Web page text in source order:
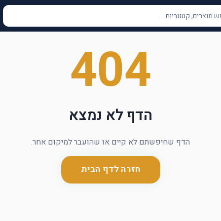
404
הדף לא נמצא
הדף שחיפשתם לא קיים או שהועבר למיקום אחר.
חזרה לדף הבית